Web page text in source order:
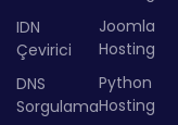
IDN
Çevirici
DNS
Sorgulama
Joomla
Hosting
Python
Hosting